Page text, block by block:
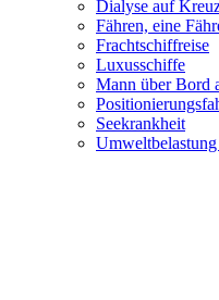
Dialyse auf
Fähren, eine
Frachtschiffreise
Luxusschiffe
Mann über Bord
Seekrankheit